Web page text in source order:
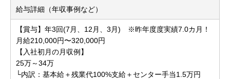
給与詳細（年収事例など）
【賞与】年3回(7月、12月、3月) ※昨年度度実績7.0カ月！
月給210,000円〜320,000円
【入社初月の月収例】
25万～34万
└内訳：基本給＋残業代100%支給＋センター手当1.5万円